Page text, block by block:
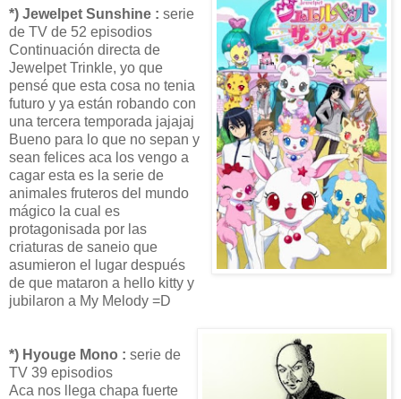
*) Jewelpet Sunshine : serie
de TV de 52 episodios
Continuación directa de
Jewelpet Trinkle, yo que
pensé que esta cosa no tenia
futuro y ya están robando con
una tercera temporada jajajaj
Bueno para lo que no sepan y
sean felices aca los vengo a
cagar esta es la serie de
animales fruteros del mundo
mágico la cual es
protagonisada por las
criaturas de saneio que
asumieron el lugar después
de que mataron a hello kitty y
jubilaron a My Melody =D
*) Hyouge Mono : serie de
TV 39 episodios
Aca nos llega chapa fuerte